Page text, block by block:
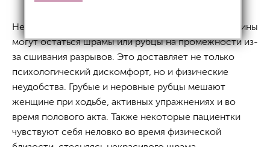
Не всегда роды проходят быстро и гладко, у женщины
могут остаться шрамы или рубцы на промежности из-
за сшивания разрывов. Это доставляет не только
психологический дискомфорт, но и физические
неудобства. Грубые и неровные рубцы мешают
женщине при ходьбе, активных упражнениях и во
время полового акта. Также некоторые пациентки
чувствуют себя неловко во время физической